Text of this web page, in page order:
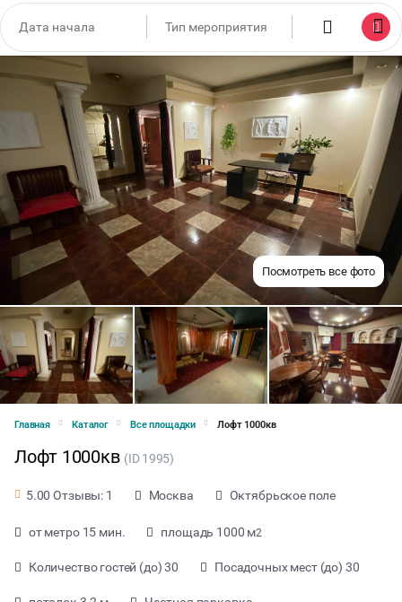
Посмотреть все фото
Главная Каталог Все площадки Лофт 1000кв
Лофт 1000кв (ID 1995)
5.00 Отзывы: 1 Москва Октябрьское поле
от метро 15 мин. площадь 1000 м2
Количество гостей (до) 30 Посадочных мест (до) 30